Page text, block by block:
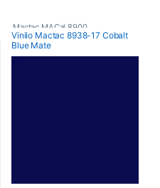
Mactac MACal 8900
Monoméricos
Vinilo Mactac 8938-17 Cobalt
Blue Mate